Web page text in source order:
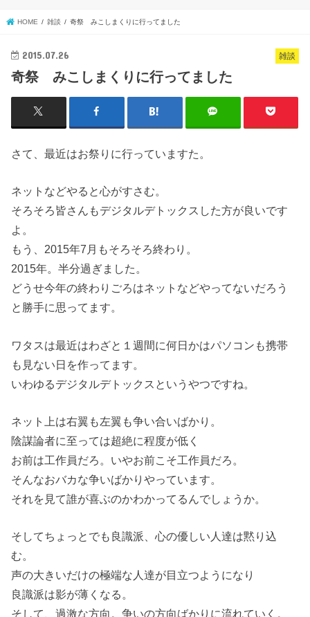
HOME 雑談 奇祭 みこしまくりに行ってました
雑談
2015.07.26
奇祭 みこしまくりに行ってました
さて、最近はお祭りに行っていますた。
ネットなどやると心がすさむ。
そろそろ皆さんもデジタルデトックスした方が良いです
よ。
もう、2015年7月もそろそろ終わり。
2015年。半分過ぎました。
どうせ今年の終わりごろはネットなどやってないだろう
と勝手に思ってます。
ワタスは最近はわざと１週間に何日かはパソコンも携帯
も見ない日を作ってます。
いわゆるデジタルデトックスというやつですね。
ネット上は右翼も左翼も争い合いばかり。
陰謀論者に至っては超絶に程度が低く
お前は工作員だろ。いやお前こそ工作員だろ。
そんなおバカな争いばかりやっています。
それを見て誰が喜ぶのかわかってるんでしょうか。
そしてちょっとでも良識派、心の優しい人達は黙り込
む。
声の大きいだけの極端な人達が目立つようになり
良識派は影が薄くなる。
そして、過激な方向。争いの方向ばかりに流れていく。